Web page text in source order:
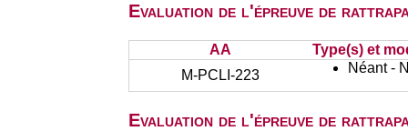
Evaluation de l'épreuve de
AA
Type(s) et
M-PCLI-223
Néant -
Evaluation de l'épreuve de